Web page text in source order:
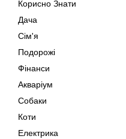
Корисно Знати
Дача
Сім'я
Подорожі
Фінанси
Акваріум
Собаки
Коти
Електрика